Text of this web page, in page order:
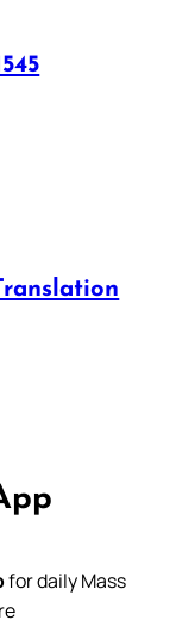
for daily Mass